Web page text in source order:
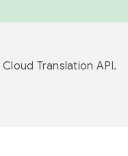
Cloud Translation API.